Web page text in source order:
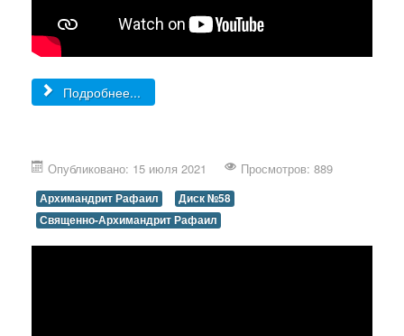
Подробнее...
Опубликовано: 15 июля 2021 Просмотров: 889
Архимандрит Рафаил
Диск №58
Священно-Архимандрит Рафаил